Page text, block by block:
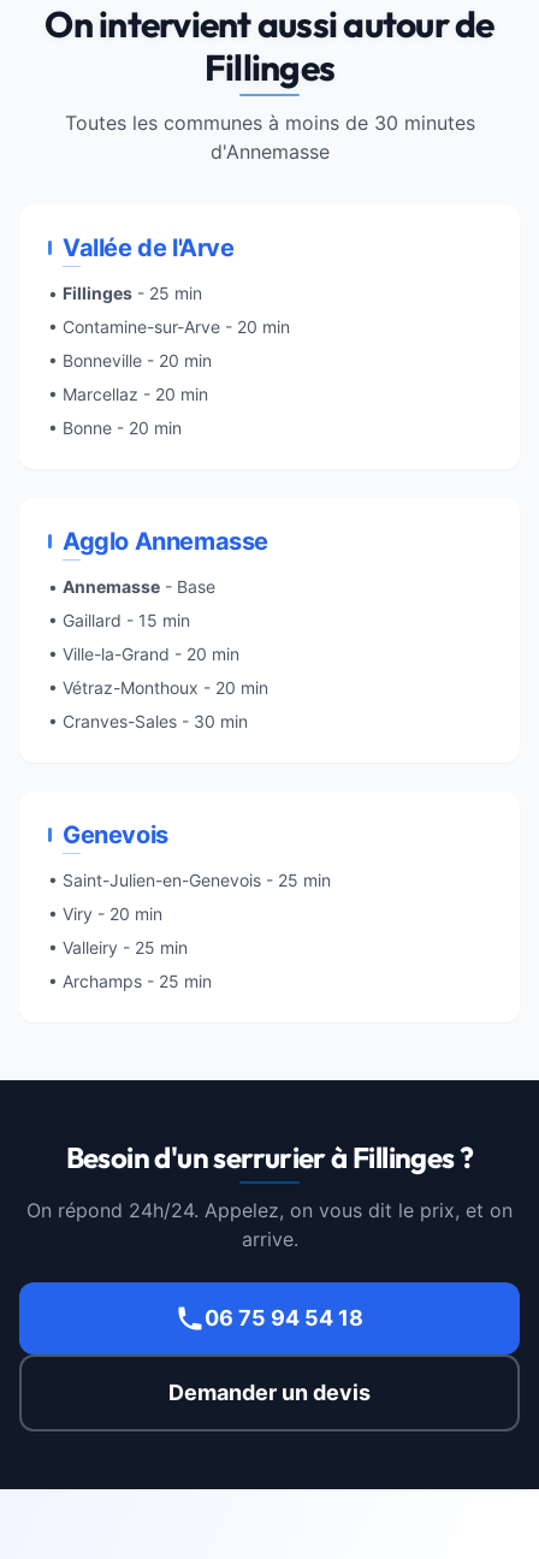
On intervient aussi autour de
Fillinges
Toutes les communes à moins de 30 minutes
d'Annemasse
Vallée de l'Arve
• Fillinges - 25 min
• Contamine-sur-Arve - 20 min
• Bonneville - 20 min
• Marcellaz - 20 min
• Bonne - 20 min
Agglo Annemasse
• Annemasse - Base
• Gaillard - 15 min
• Ville-la-Grand - 20 min
• Vétraz-Monthoux - 20 min
• Cranves-Sales - 30 min
Genevois
• Saint-Julien-en-Genevois - 25 min
• Viry - 20 min
• Valleiry - 25 min
• Archamps - 25 min
Besoin d'un serrurier à Fillinges ?
On répond 24h/24. Appelez, on vous dit le prix, et on
arrive.
06 75 94 54 18
Demander un devis